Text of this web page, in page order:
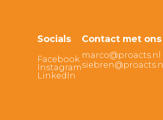
Socials
Facebook
Instagram
LinkedIn
Contact met ons
marco@proacts.nl
siebren@proacts.nl